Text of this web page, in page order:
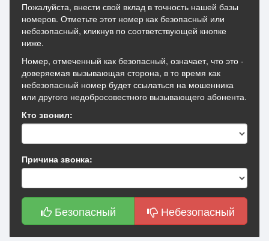
Пожалуйста, внести свой вклад в точность нашей базы
номеров. Отметьте этот номер как безопасный или
небезопасный, кликнув по соответствующей кнопке
ниже.
Номер, отмеченный как безопасный, означает, что это -
доверяемая вызывающая сторона, в то время как
небезопасный номер будет ссылаться на мошенника
или другого недобросовестного вызывающего абонента.
Кто звонил:
Причина звонка:
Безопасный Небезопасный